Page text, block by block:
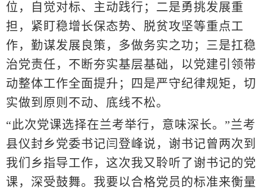
位，自觉对标、主动践行；二是勇挑发展重
担，紧盯稳增长保态势、脱贫攻坚等重点工
作，勤谋发展良策，多做务实之功；三是扛稳
治党责任，不断夯实基层基础，以党建引领带
动整体工作全面提升；四是严守纪律规矩，切
实做到原则不动、底线不松。
“此次党课选择在兰考举行，意味深长。”兰考
县仪封乡党委书记闫登峰说，谢书记曾两次到
我们乡指导工作，这次我又聆听了谢书记的党
课，深受鼓舞。我要以合格党员的标准来衡量